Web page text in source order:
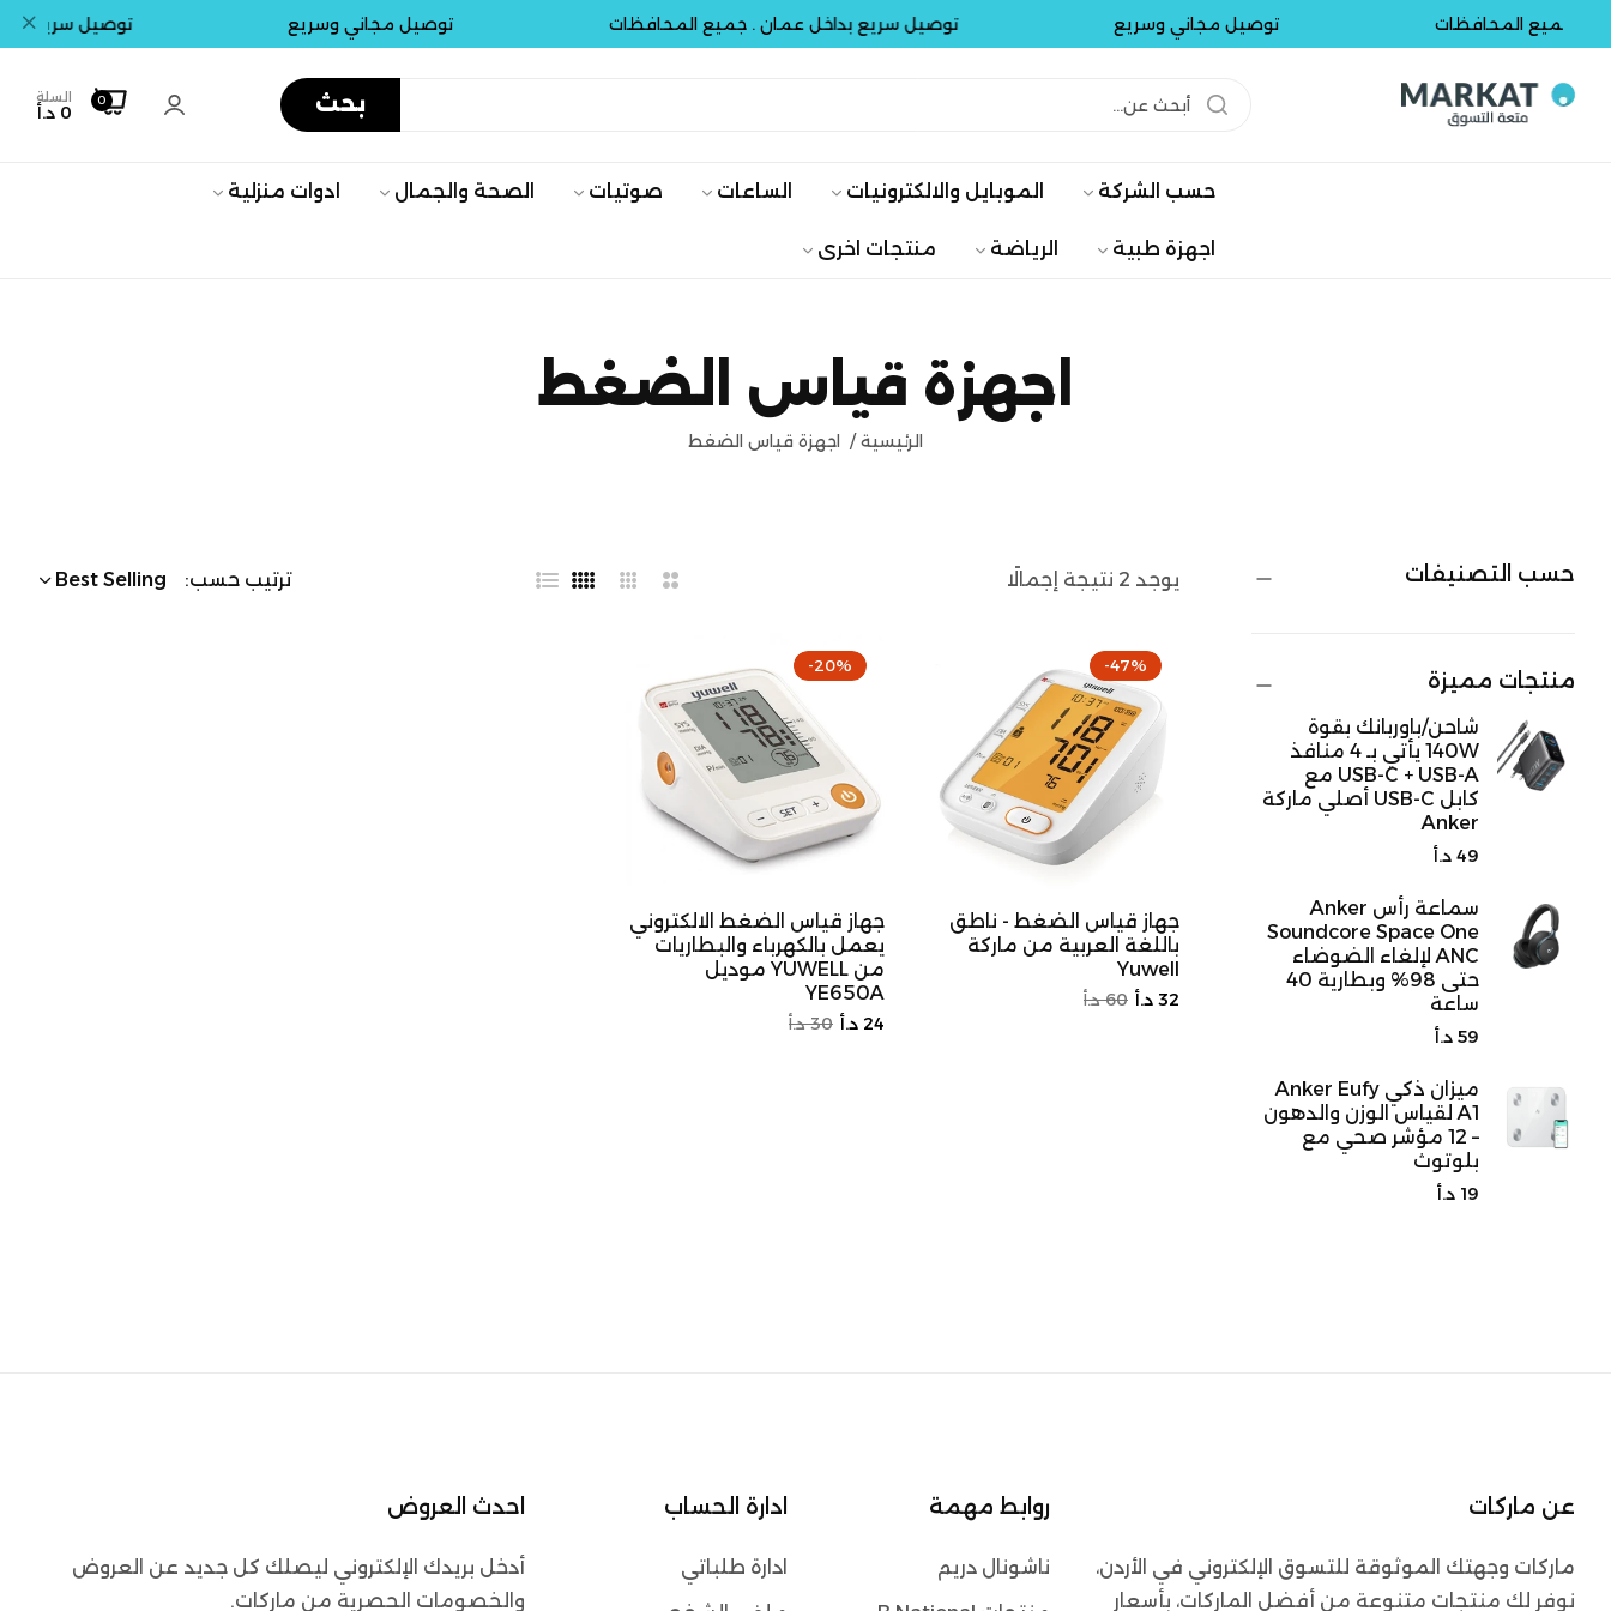
. جميع المحافظات توصيل مجاني وسريع توصيل سريع بداخل عمان . جميع المحافظات توصيل مجاني وسريع توصيل سريع
بحث السلة
0 د.أ
0
حسب الشركة الموبايل والالكترونيات الساعات صوتيات الصحة والجمال ادوات منزلية
اجهزة طبية الرياضة منتجات اخرى
اجهزة قياس الضغط
الرئيسية / اجهزة قياس الضغط
حسب التصنيفات
منتجات مميزة
شاحن/باوربانك بقوة
140W يأتي بـ 4 منافذ
USB-C + USB-A مع
كابل USB-C أصلي ماركة
Anker
السعر
49 د.أ
سماعة رأس Anker
Soundcore Space One
ANC لإلغاء الضوضاء
حتى 98% وبطارية 40
ساعة
السعر
59 د.أ
ميزان ذكي Anker Eufy
A1 لقياس الوزن والدهون
– 12 مؤشر صحي مع
بلوتوث
السعر
19 د.أ
يوجد 2 نتيجة إجمالًا
2
3
4
قائمة ترتيب حسب: Best Selling
-47%
جهاز قياس الضغط - ناطق
باللغة العربية من ماركة
Yuwell
السعر
32 د.أ
سعر
60 د.أ
-20%
جهاز قياس الضغط الالكتروني
يعمل بالكهرباء والبطاريات
من YUWELL موديل
YE650A
السعر
24 د.أ
سعر
30 د.أ
عن ماركات
ماركات وجهتك الموثوقة للتسوق الإلكتروني في الأردن،
نوفر لك منتجات متنوعة من أفضل الماركات، بأسعار
روابط مهمة
ناشونال دريم
ادارة الحساب
ادارة طلباتي
احدث العروض
أدخل بريدك الإلكتروني ليصلك كل جديد عن العروض
والخصومات الحصرية من ماركات.